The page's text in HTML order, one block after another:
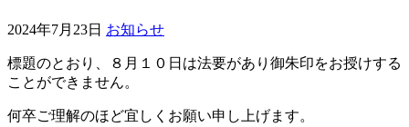
2024年7月23日 お知らせ
標題のとおり、８月１０日は法要があり御朱印をお授けする
ことができません。
何卒ご理解のほど宜しくお願い申し上げます。